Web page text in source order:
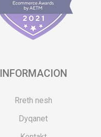
INFORMACION
Rreth nesh
Dyqanet